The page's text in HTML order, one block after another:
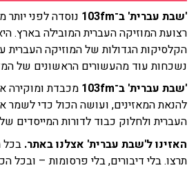
'שבת עברית' ב־103fm
רצועת המוזיקה העברית המובילה בארץ.
הקלסיקות הגדולות של המוזיקה העברית
נשכחות עוד מהעשורים הראשונים של
'שבת עברית' ב־103fm
מכבדת ומוקירה
להנאת המאזינים, ועושה הכול כדי לשמר
העברית ולחלוק כבוד לדורות המייסדים
האזינו ל'שבת עברית' אצלנו באתר. בכל
תרצו. בלי דיבורים, בלי פרסומות – ובכל